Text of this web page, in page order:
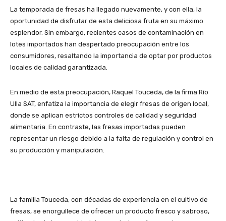
La temporada de fresas ha llegado nuevamente, y con ella, la
oportunidad de disfrutar de esta deliciosa fruta en su máximo
esplendor. Sin embargo, recientes casos de contaminación en
lotes importados han despertado preocupación entre los
consumidores, resaltando la importancia de optar por productos
locales de calidad garantizada.
En medio de esta preocupación, Raquel Touceda, de la firma Río
Ulla SAT, enfatiza la importancia de elegir fresas de origen local,
donde se aplican estrictos controles de calidad y seguridad
alimentaria. En contraste, las fresas importadas pueden
representar un riesgo debido a la falta de regulación y control en
su producción y manipulación.
La familia Touceda, con décadas de experiencia en el cultivo de
fresas, se enorgullece de ofrecer un producto fresco y sabroso,